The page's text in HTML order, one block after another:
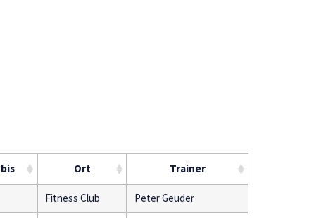
Ort Trainer
Fitness Club Peter Geuder